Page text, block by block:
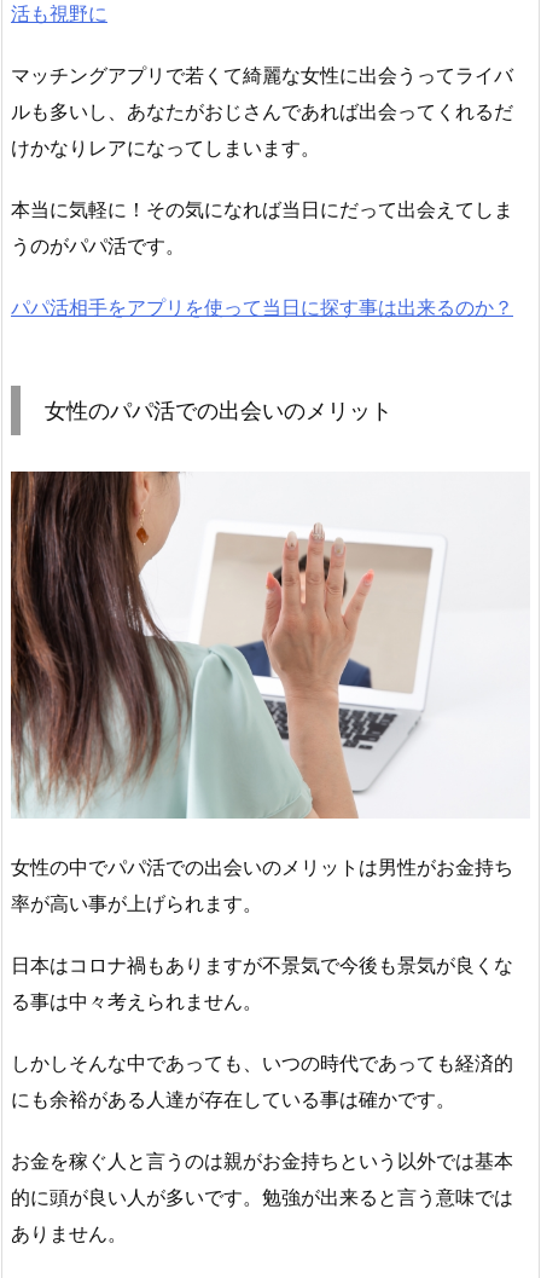
活も視野に
マッチングアプリで若くて綺麗な女性に出会うってライバ
ルも多いし、あなたがおじさんであれば出会ってくれるだ
けかなりレアになってしまいます。
本当に気軽に！その気になれば当日にだって出会えてしま
うのがパパ活です。
パパ活相手をアプリを使って当日に探す事は出来るのか？
女性のパパ活での出会いのメリット
女性の中でパパ活での出会いのメリットは男性がお金持ち
率が高い事が上げられます。
日本はコロナ禍もありますが不景気で今後も景気が良くな
る事は中々考えられません。
しかしそんな中であっても、いつの時代であっても経済的
にも余裕がある人達が存在している事は確かです。
お金を稼ぐ人と言うのは親がお金持ちという以外では基本
的に頭が良い人が多いです。勉強が出来ると言う意味では
ありません。